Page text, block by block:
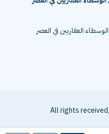
90% من الوسطاء العقاريين في العصر